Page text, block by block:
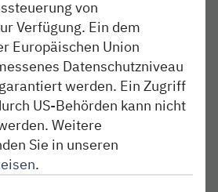
zur Haltestelle Itzehoe fahren.
kommst du zu Fuß in nur fünf
von
Verfügung. Ein dem
Europäischen Union
Datenschutzniveau
werden. Ein Zugriff
US-Behörden kann nicht
Weitere
Sie in unseren
.